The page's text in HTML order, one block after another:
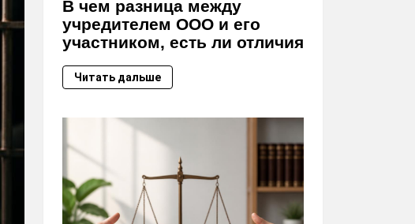
В чем разница между
учредителем ООО и его
участником, есть ли отличия
Читать дальше